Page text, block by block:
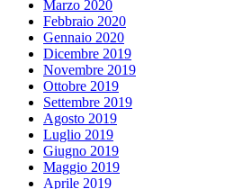
Marzo 2020
Febbraio 2020
Gennaio 2020
Dicembre 2019
Novembre 2019
Ottobre 2019
Settembre 2019
Agosto 2019
Luglio 2019
Giugno 2019
Maggio 2019
Aprile 2019